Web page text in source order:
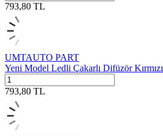
793,80 TL
UMTAUTO PART
Yeni Model Ledli Çakarlı Difüzör Kırmızı
793,80 TL